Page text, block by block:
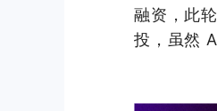
融资，此
投，虽然